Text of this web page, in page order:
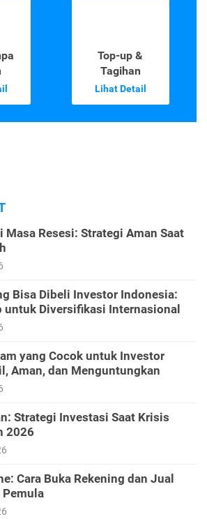
Top-up &
Tagihan
Lihat Detail
Masa Resesi: Strategi Aman Saat
Bisa Dibeli Investor Indonesia:
untuk Diversifikasi Internasional
yang Cocok untuk Investor
Aman, dan Menguntungkan
Strategi Investasi Saat Krisis
2026
Cara Buka Rekening dan Jual
Pemula